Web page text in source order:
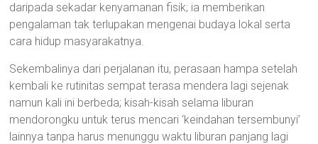
daripada sekadar kenyamanan fisik; ia memberikan
pengalaman tak terlupakan mengenai budaya lokal serta
cara hidup masyarakatnya.
Sekembalinya dari perjalanan itu, perasaan hampa setelah
kembali ke rutinitas sempat terasa mendera lagi sejenak
namun kali ini berbeda; kisah-kisah selama liburan
mendorongku untuk terus mencari ‘keindahan tersembunyi’
lainnya tanpa harus menunggu waktu liburan panjang lagi